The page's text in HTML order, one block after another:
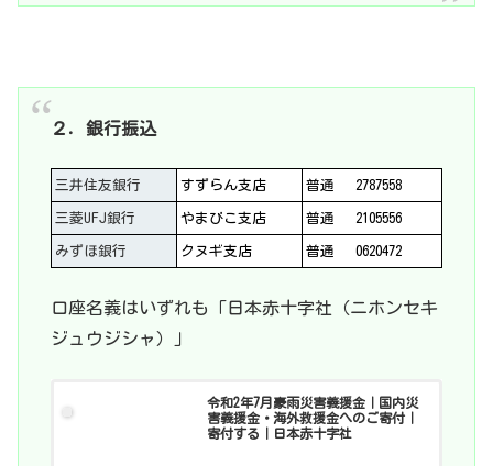
２．銀行振込
三井住友銀行 すずらん支店 普通 2787558
三菱UFJ銀行 やまびこ支店 普通 2105556
みずほ銀行 クヌギ支店 普通 0620472
口座名義はいずれも「日本赤十字社（ニホンセキ
ジュウジシャ）」
令和2年7月豪雨災害義援金｜国内災
害義援金・海外救援金へのご寄付｜
寄付する｜日本赤十字社